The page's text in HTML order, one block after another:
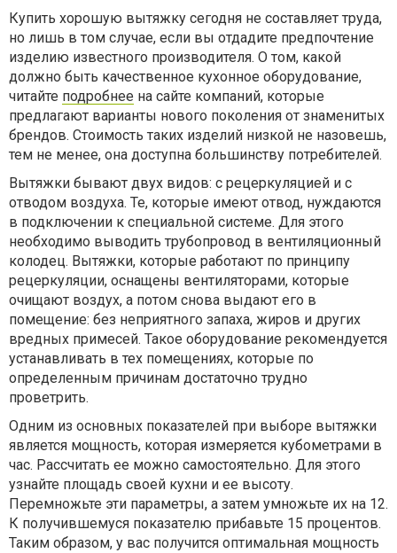
Купить хорошую вытяжку сегодня не составляет труда,
но лишь в том случае, если вы отдадите предпочтение
изделию известного производителя. О том, какой
должно быть качественное кухонное оборудование,
читайте подробнее на сайте компаний, которые
предлагают варианты нового поколения от знаменитых
брендов. Стоимость таких изделий низкой не назовешь,
тем не менее, она доступна большинству потребителей.
Вытяжки бывают двух видов: с рецеркуляцией и с
отводом воздуха. Те, которые имеют отвод, нуждаются
в подключении к специальной системе. Для этого
необходимо выводить трубопровод в вентиляционный
колодец. Вытяжки, которые работают по принципу
рецеркуляции, оснащены вентиляторами, которые
очищают воздух, а потом снова выдают его в
помещение: без неприятного запаха, жиров и других
вредных примесей. Такое оборудование рекомендуется
устанавливать в тех помещениях, которые по
определенным причинам достаточно трудно
проветрить.
Одним из основных показателей при выборе вытяжки
является мощность, которая измеряется кубометрами в
час. Рассчитать ее можно самостоятельно. Для этого
узнайте площадь своей кухни и ее высоту.
Перемножьте эти параметры, а затем умножьте их на 12.
К получившемуся показателю прибавьте 15 процентов.
Таким образом, у вас получится оптимальная мощность